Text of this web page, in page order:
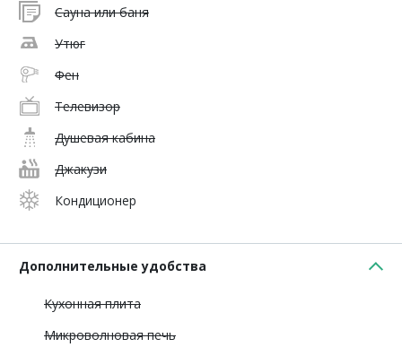
Сауна или баня
Утюг
Фен
Телевизор
Душевая кабина
Джакузи
Кондиционер
Дополнительные удобства
Кухонная плита
Микроволновая печь